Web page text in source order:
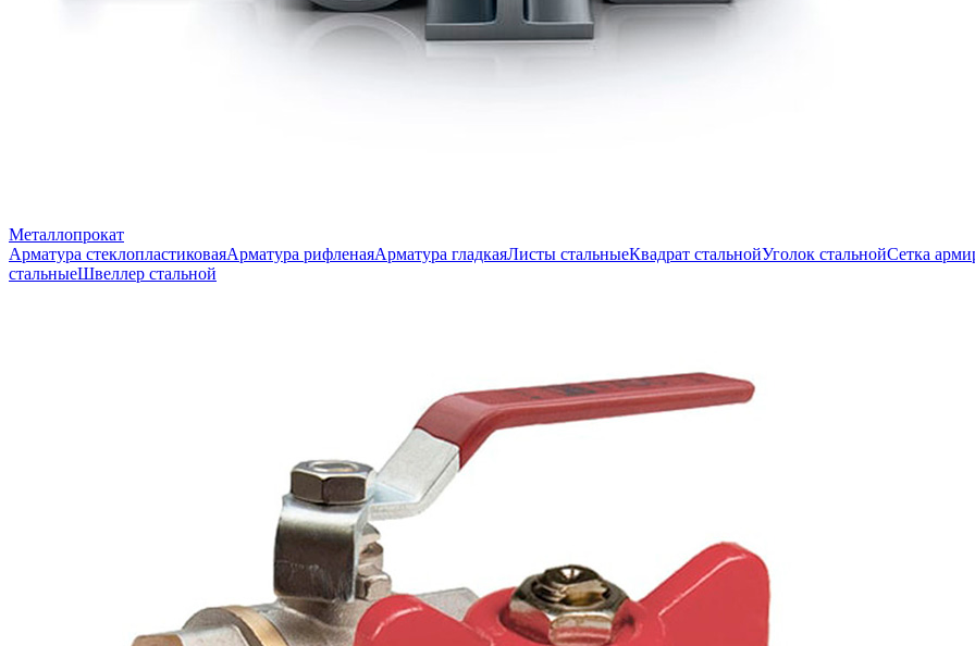
Металлопрокат
Арматура стеклопластиковаяАрматура рифленаяАрматура гладкаяЛисты стальныеКвадрат стальнойУголок стальнойСетка
стальныеШвеллер стальной